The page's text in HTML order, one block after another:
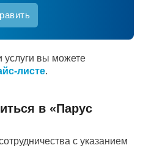
вы можете
листе.
в «Парус
с указанием